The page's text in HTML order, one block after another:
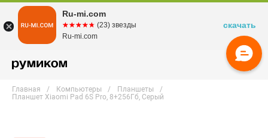
Главная Компьютеры
Планшеты
Планшет Xiaomi Pad 6S Pro, 8+256Гб, Серый
Ru-mi.com
☆☆☆☆☆
★★★★★ (23) звезды
Ru-mi.com
скачать